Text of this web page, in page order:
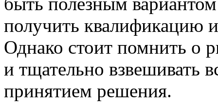
получить квалификацию
Однако стоит помнить о
и тщательно взвешивать
принятием решения.